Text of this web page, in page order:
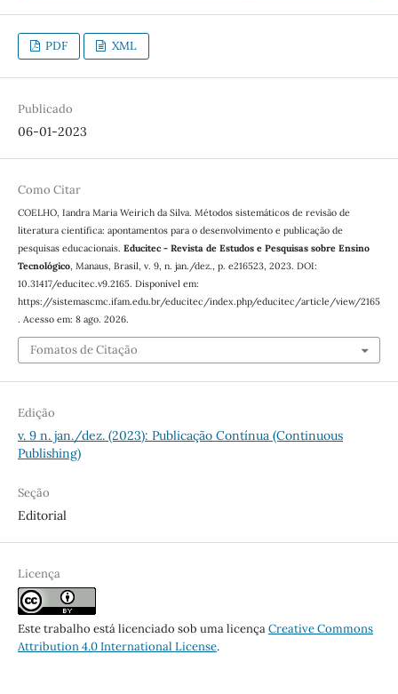
PDF XML
Publicado
06-01-2023
Como Citar
COELHO, Iandra Maria Weirich da Silva. Métodos sistemáticos de revisão de
literatura científica: apontamentos para o desenvolvimento e publicação de
pesquisas educacionais. Educitec - Revista de Estudos e Pesquisas sobre Ensino
Tecnológico, Manaus, Brasil, v. 9, n. jan./dez., p. e216523, 2023. DOI:
10.31417/educitec.v9.2165. Disponível em:
https://sistemascmc.ifam.edu.br/educitec/index.php/educitec/article/view/2165
. Acesso em: 8 ago. 2026.
Fomatos de Citação
Edição
v. 9 n. jan./dez. (2023): Publicação Contínua (Continuous
Publishing)
Seção
Editorial
Licença
Este trabalho está licenciado sob uma licençaCreative Commons
Attribution 4.0 International License.